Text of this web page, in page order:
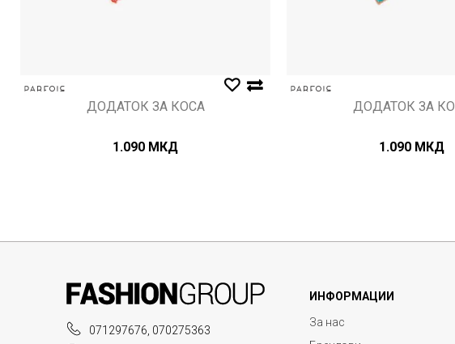
ДОДАТОК ЗА КОСА
1.090 МКД
ДОДАТОК ЗА
1.090 МКД
071297676, 070275363
ИНФОРМАЦИИ
За нас